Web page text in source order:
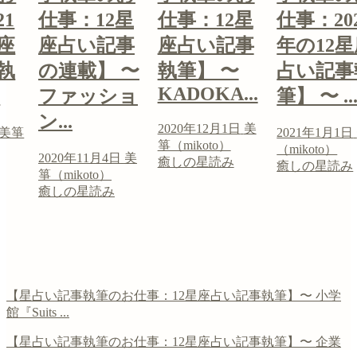
箏
仕事：12星
座占い記事
の連載】 〜
ファッショ
ン...
2020年11月4日 美
箏（mikoto）
癒しの星読み
仕事：12星
座占い記事
執筆】 〜
KADOKA...
2020年12月1日 美
箏（mikoto）
癒しの星読み
仕事：
年の12
占い記
筆】 〜
2021年1月1日
（mikoto）
癒しの星読み
【星占い記事執筆のお仕事：12星座占い記事執筆】〜 小学
館『Suits ...
【星占い記事執筆のお仕事：12星座占い記事執筆】〜 企業